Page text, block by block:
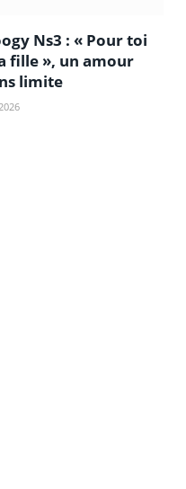
Ns3 : « Pour toi
fille », un amour
limite